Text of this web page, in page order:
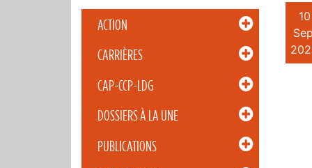
ACTION
CARRIÈRES
CAP-CCP-LDG
DOSSIERS À LA UNE
PUBLICATIONS
10